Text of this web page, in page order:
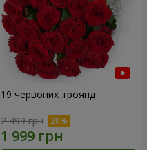
19 червоних троянд
2 499 грн